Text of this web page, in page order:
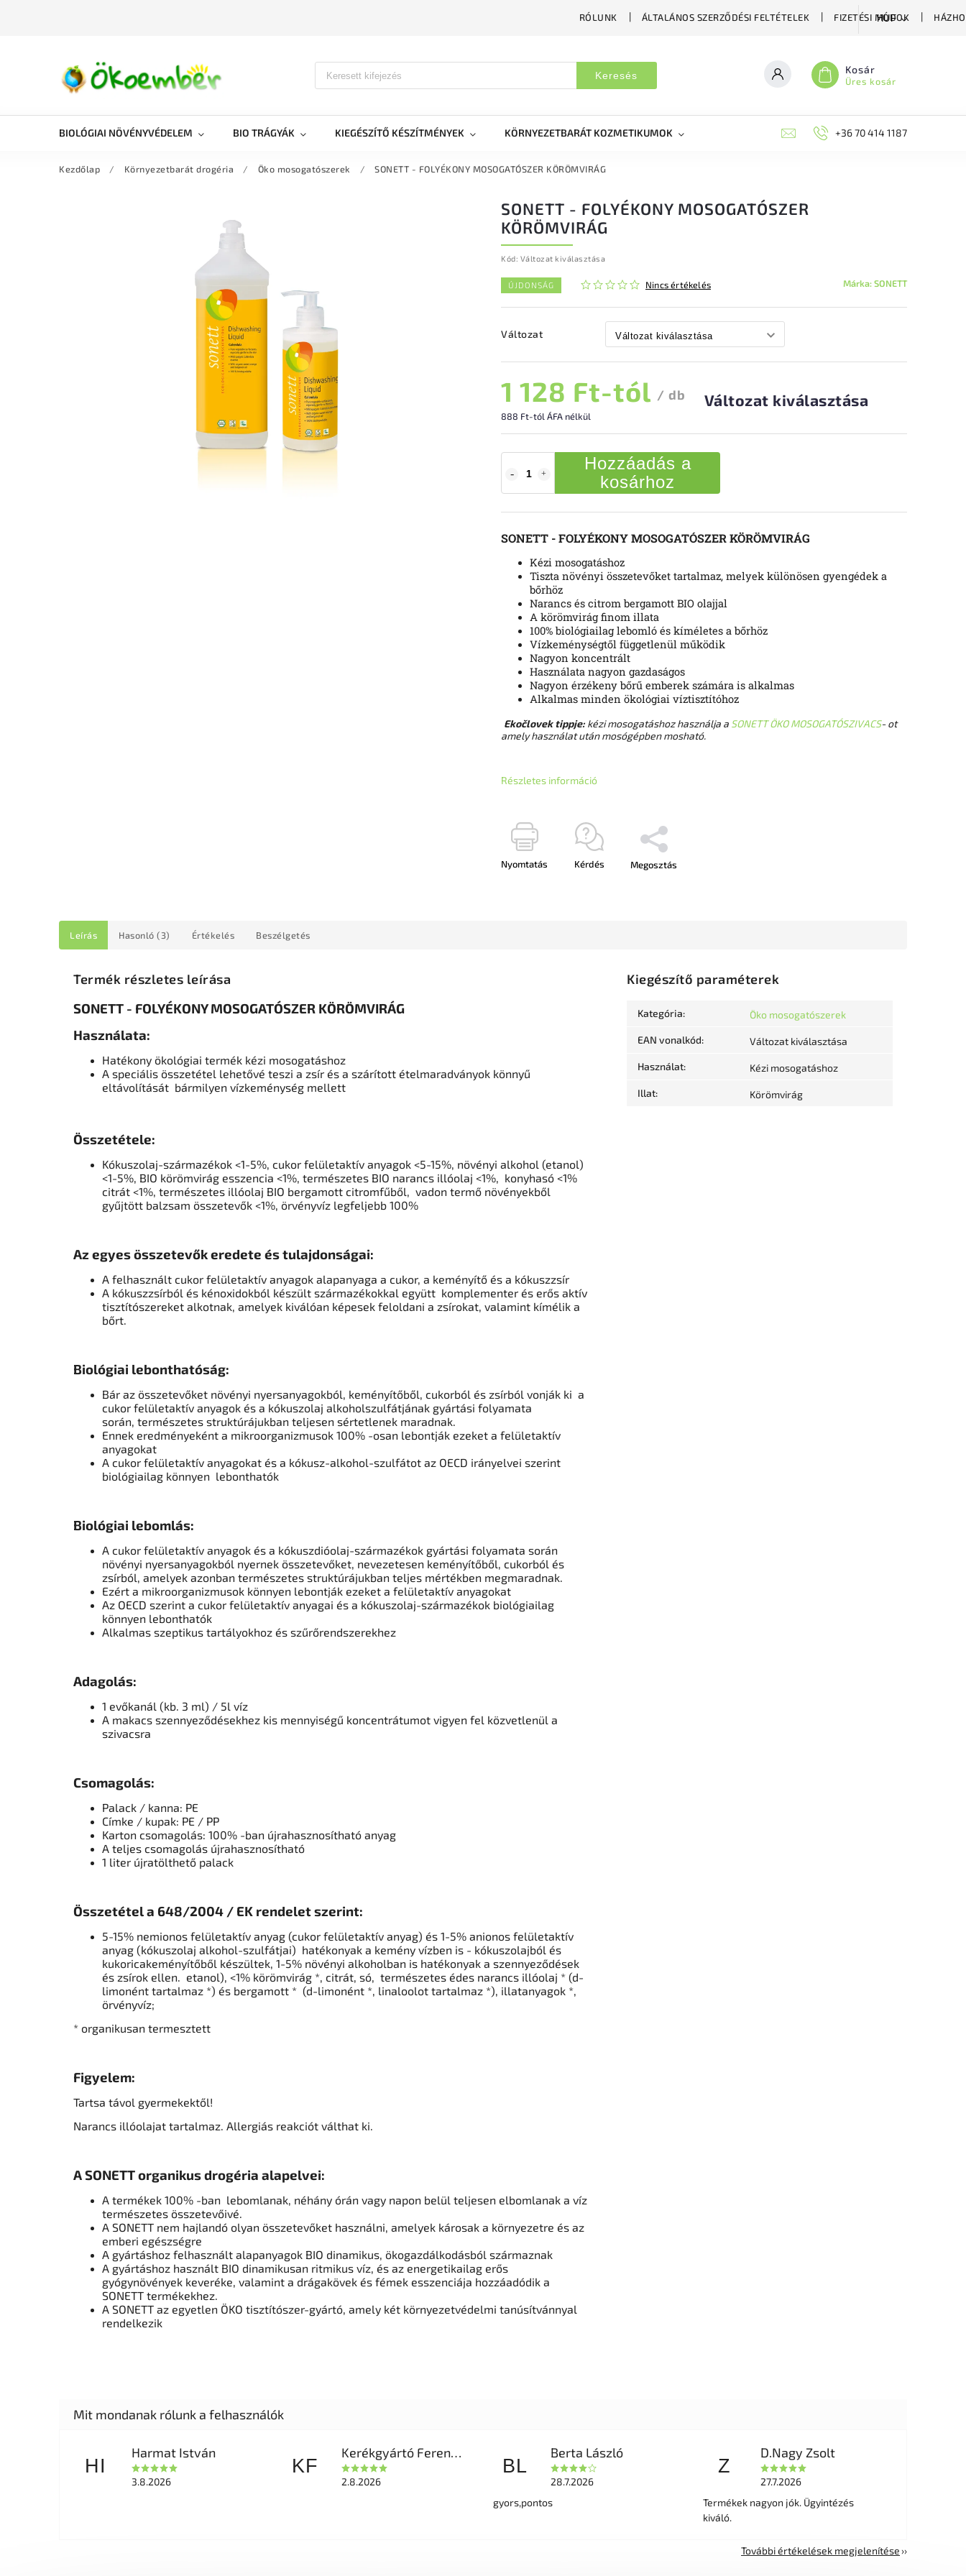
RÓLUNK ÁLTALÁNOS SZERZŐDÉSI FELTÉTELEK FIZETÉSI MÓDOK
HUF
Keresés Kosár
Üres kosár
BIOLÓGIAI NÖVÉNYVÉDELEM BIO TRÁGYÁK KIEGÉSZÍTŐ KÉSZÍTMÉNYEK KÖRNYEZETBARÁT KOZMETIKUMOK BLOG MÉHÉSZETI
+36 70 414 1187
Kezdőlap / Környezetbarát drogéria / Öko mosogatószerek / SONETT - FOLYÉKONY MOSOGATÓSZER KÖRÖMVIRÁG
SONETT - FOLYÉKONY MOSOGATÓSZER
KÖRÖMVIRÁG
Kód: Változat kiválasztása
ÚJDONSÁG Nincs értékelés Márka:SONETT
Változat
1 128 Ft-tól / db
888 Ft-tól ÁFA nélkül
Változat kiválasztása
Hozzáadás a
kosárhoz
SONETT - FOLYÉKONY MOSOGATÓSZER KÖRÖMVIRÁG
Kézi mosogatáshoz
Tiszta növényi összetevőket tartalmaz, melyek különösen gyengédek a
bőrhöz
Narancs és citrom bergamott BIO olajjal
A körömvirág finom illata
100% biológiailag lebomló és kíméletes a bőrhöz
Vízkeménységtől függetlenül működik
Nagyon koncentrált
Használata nagyon gazdaságos
Nagyon érzékeny bőrű emberek számára is alkalmas
Alkalmas minden ökológiai víztisztítóhoz
Ekočlovek tippje: kézi mosogatáshoz használja a SONETT ÖKO MOSOGATÓSZIVACS- ot
amely használat után mosógépben mosható.
Részletes információ
Nyomtatás Kérdés Megosztás
Leírás Hasonló (3) Értékelés Beszélgetés
Termék részletes leírása
SONETT - FOLYÉKONY MOSOGATÓSZER KÖRÖMVIRÁG
Használata:
Hatékony ökológiai termék kézi mosogatáshoz
A speciális összetétel lehetővé teszi a zsír és a szárított ételmaradványok könnyű
eltávolítását bármilyen vízkeménység mellett
Összetétele:
Kókuszolaj-származékok <1-5%, cukor felületaktív anyagok <5-15%, növényi alkohol (etanol)
<1-5%, BIO körömvirág esszencia <1%, természetes BIO narancs illóolaj <1%, konyhasó <1%
citrát <1%, természetes illóolaj BIO bergamott citromfűből, vadon termő növényekből
gyűjtött balzsam összetevők <1%, örvényvíz legfeljebb 100%
Az egyes összetevők eredete és tulajdonságai:
A felhasznált cukor felületaktív anyagok alapanyaga a cukor, a keményítő és a kókuszzsír
A kókuszzsírból és kénoxidokból készült származékokkal együtt komplementer és erős aktív
tisztítószereket alkotnak, amelyek kiválóan képesek feloldani a zsírokat, valamint kímélik a
bőrt.
Biológiai lebonthatóság:
Bár az összetevőket növényi nyersanyagokból, keményítőből, cukorból és zsírból vonják ki a
cukor felületaktív anyagok és a kókuszolaj alkoholszulfátjának gyártási folyamata
során, természetes struktúrájukban teljesen sértetlenek maradnak.
Ennek eredményeként a mikroorganizmusok 100% -osan lebontják ezeket a felületaktív
anyagokat
A cukor felületaktív anyagokat és a kókusz-alkohol-szulfátot az OECD irányelvei szerint
biológiailag könnyen lebonthatók
Biológiai lebomlás:
A cukor felületaktív anyagok és a kókuszdióolaj-származékok gyártási folyamata során
növényi nyersanyagokból nyernek összetevőket, nevezetesen keményítőből, cukorból és
zsírból, amelyek azonban természetes struktúrájukban teljes mértékben megmaradnak.
Ezért a mikroorganizmusok könnyen lebontják ezeket a felületaktív anyagokat
Az OECD szerint a cukor felületaktív anyagai és a kókuszolaj-származékok biológiailag
könnyen lebonthatók
Alkalmas szeptikus tartályokhoz és szűrőrendszerekhez
Adagolás:
1 evőkanál (kb. 3 ml) / 5l víz
A makacs szennyeződésekhez kis mennyiségű koncentrátumot vigyen fel közvetlenül a
szivacsra
Csomagolás:
Palack / kanna: PE
Címke / kupak: PE / PP
Karton csomagolás: 100% -ban újrahasznosítható anyag
A teljes csomagolás újrahasznosítható
1 liter újratölthető palack
Összetétel a 648/2004 / EK rendelet szerint:
5-15% nemionos felületaktív anyag (cukor felületaktív anyag) és 1-5% anionos felületaktív
anyag (kókuszolaj alkohol-szulfátjai) hatékonyak a kemény vízben is - kókuszolajból és
kukoricakeményítőből készültek, 1-5% növényi alkoholban is hatékonyak a szennyeződések
és zsírok ellen. etanol), <1% körömvirág *, citrát, só, természetes édes narancs illóolaj * (d-
limonént tartalmaz *) és bergamott * (d-limonént *, linaloolot tartalmaz *), illatanyagok *,
örvényvíz;
* organikusan termesztett
Figyelem:
Tartsa távol gyermekektől!
Narancs illóolajat tartalmaz. Allergiás reakciót válthat ki.
A SONETT organikus drogéria alapelvei:
A termékek 100% -ban lebomlanak, néhány órán vagy napon belül teljesen elbomlanak a víz
természetes összetevőivé.
A SONETT nem hajlandó olyan összetevőket használni, amelyek károsak a környezetre és az
emberi egészségre
A gyártáshoz felhasznált alapanyagok BIO dinamikus, ökogazdálkodásból származnak
A gyártáshoz használt BIO dinamikusan ritmikus víz, és az energetikailag erős
gyógynövények keveréke, valamint a drágakövek és fémek esszenciája hozzáadódik a
SONETT termékekhez.
A SONETT az egyetlen ÖKO tisztítószer-gyártó, amely két környezetvédelmi tanúsítvánnyal
rendelkezik
Kiegészítő paraméterek
Kategória: Öko mosogatószerek
EAN vonalkód: Változat kiválasztása
Használat: Kézi mosogatáshoz
Illat: Körömvirág
HI
Harmat István
3.8.2026
KF
Kerékgyártó Ferencné
2.8.2026
BL
Berta László
28.7.2026
gyors,pontos
Z
D.Nagy Zsolt
27.7.2026
Termékek nagyon jók. Ügyintézés
kiváló.
További értékelések megjelenítése